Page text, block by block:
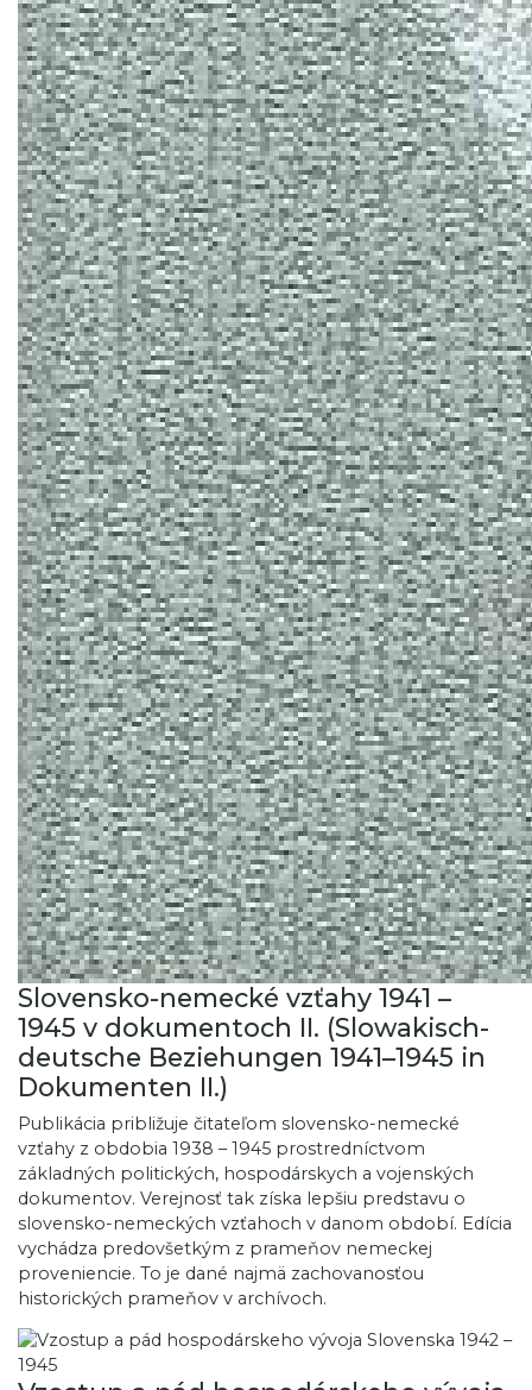
Slovensko-nemecké vzťahy 1941 –
1945 v dokumentoch II. (Slowakisch-
deutsche Beziehungen 1941–1945 in
Dokumenten II.)
Publikácia približuje čitateľom slovensko-nemecké
vzťahy z obdobia 1938 – 1945 prostredníctvom
základných politických, hospodárskych a vojenských
dokumentov. Verejnosť tak získa lepšiu predstavu o
slovensko-nemeckých vzťahoch v danom období. Edícia
vychádza predovšetkým z prameňov nemeckej
proveniencie. To je dané najmä zachovanosťou
historických prameňov v archívoch.